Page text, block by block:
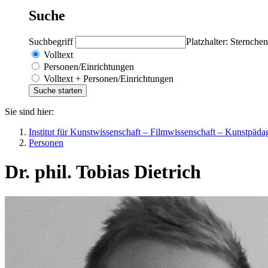
Suche
Suchbegriff
Platzhalter:
Volltext
Personen/Einrichtungen
Volltext + Personen/Einrichtungen
Sie sind hier:
Institut für Kunstwissenschaft – Filmwissenschaft –
Personen
Dr. phil. Tobias Dietrich